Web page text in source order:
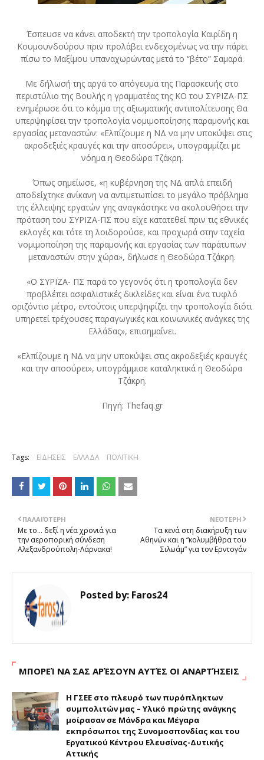
Έσπευσε να κάνει αποδεκτή την τροπολογία Καιρίδη η
Κουμουνδούρου πριν προλάβει ενδεχομένως να την πάρει
πίσω το Μαξίμου υπαναχωρώντας μετά το “βέτο” Σαμαρά.
Με δήλωσή της αργά το απόγευμα της Παρασκευής στο
περιστύλιο της Βουλής η γραμματέας της ΚΟ του ΣΥΡΙΖΑ-ΠΣ
ενημέρωσε ότι το κόμμα της αξιωματικής αντιπολίτευσης Θα
υπερψηφίσει την τροπολογία νομιμοποίησης παραμονής και
εργασίας μεταναστών: «Ελπίζουμε η ΝΔ να μην υποκύψει στις
ακροδεξιές κραυγές και την αποσύρει», υπογραμμίζει με
νόημα η Θεοδώρα Τζάκρη.
Όπως σημείωσε, «η κυβέρνηση της ΝΔ απλά επειδή
αποδείχτηκε ανίκανη να αντιμετωπίσει το μεγάλο πρόβλημα
της έλλειψης εργατών γης αναγκάστηκε να ακολουθήσει την
πρόταση του ΣΥΡΙΖΑ-ΠΣ που είχε κατατεθεί πριν τις εθνικές
εκλογές και τότε τη λοιδορούσε, και προχωρά στην ταχεία
νομιμοποίηση της παραμονής και εργασίας των παράτυπων
μεταναστών στην χώρα», δήλωσε η Θεοδώρα Τζάκρη.
«Ο ΣΥΡΙΖΑ- ΠΣ παρά το γεγονός ότι η τροπολογία δεν
προβλέπει ασφαλιστικές δικλείδες και είναι ένα τυφλό
οριζόντιο μέτρο, εντούτοις υπερψηφίζει την τροπολογία διότι
υπηρετεί τρέχουσες παραγωγικές και κοινωνικές ανάγκες της
Ελλάδας», επισημαίνει.
«Ελπίζουμε η ΝΔ να μην υποκύψει στις ακροδεξιές κραυγές
και την αποσύρει», υπογράμμισε καταληκτικά η Θεοδώρα
Τζάκρη.
Πηγή: Thefaq.gr
Tags: ΕΙΔΗΣΕΙΣ ΕΛΛΑΔΑ ΠΟΛΙΤΙΚΗ
ΝΕΌΤΕΡΗ
Τα κενά στη διακήρυξη των
Αθηνών και η “κολυμβήθρα του
Σιλωάμ” για τον Ερντογάν
ΠΑΛΑΙΌΤΕΡΗ
Με το… δεξί η νέα χρονιά για
την αεροπορική σύνδεση
Αλεξανδρούπολη-Λάρνακα!
Posted by: Faros24
ΜΠΟΡΕΊ ΝΑ ΣΑΣ ΑΡΈΣΟΥΝ ΑΥΤΈΣ ΟΙ ΑΝΑΡΤΉΣΕΙΣ
H ΓΣΕΕ στο πλευρό των πυρόπληκτων
συμπολιτών μας – Υλικό πρώτης ανάγκης
μοίρασαν σε Μάνδρα και Μέγαρα
εκπρόσωποι της Συνομοσπονδίας και του
Εργατικού Κέντρου Ελευσίνας-Δυτικής
Αττικής